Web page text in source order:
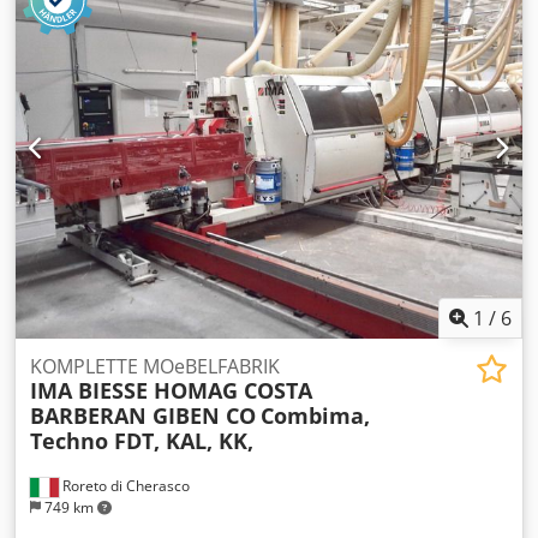
Haspel
1 / 6
Roreto di Cherasco
749 km
KOMPLETTE MOeBELFABRIK
IMA BIESSE HOMAG COSTA
BARBERAN GIBEN CO Combima,
Techno FDT, KAL, KK,